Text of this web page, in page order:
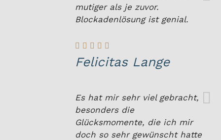
mutiger als je zuvor.
Blockadenlösung ist genial.
Felicitas Lange
Es hat mir sehr viel gebracht,
besonders die
Glücksmomente, die ich mir
doch so sehr gewünscht hatte